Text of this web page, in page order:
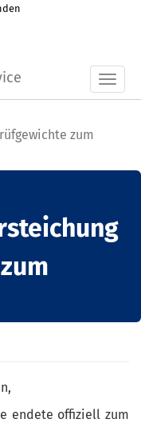
zum
endete offiziell zum